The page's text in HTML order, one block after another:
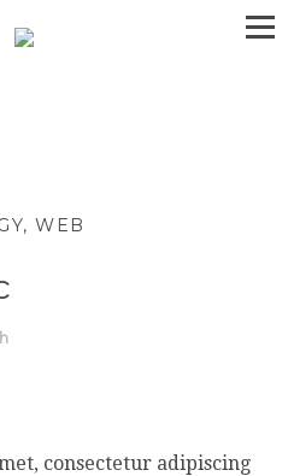
WEB
consectetur adipiscing